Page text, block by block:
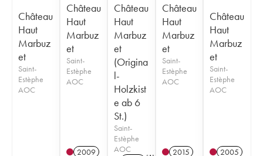
Château
Haut
Marbuz
et
Saint-
Estèphe
AOC
Château
Haut
Marbuz
et
Saint-
Estèphe
AOC
2009
Château
Haut
Marbuz
et
(Origina
l-
Holzkist
e ab 6
St.)
Saint-
Estèphe
AOC
Château
Haut
Marbuz
et
Saint-
Estèphe
AOC
2015
Château
Haut
Marbuz
et
Saint-
Estèphe
AOC
2005